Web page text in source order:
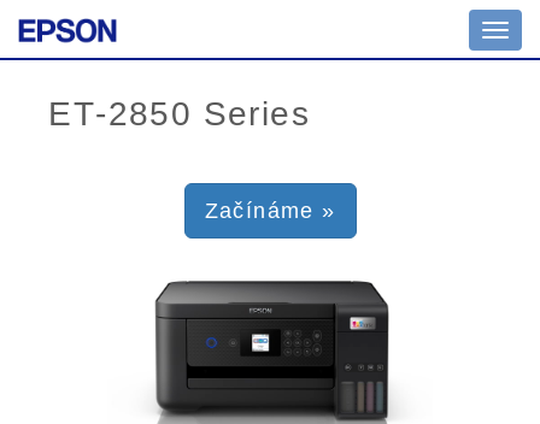
Začínáme »